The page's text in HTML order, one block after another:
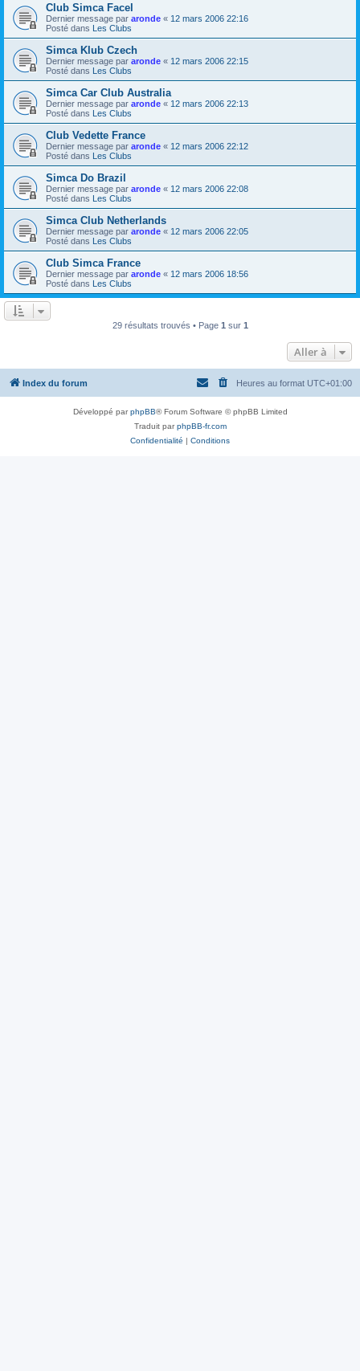
Club Simca Facel
Dernier message par aronde « 12 mars 2006 22:16
Posté dans Les Clubs
Simca Klub Czech
Dernier message par aronde « 12 mars 2006 22:15
Posté dans Les Clubs
Simca Car Club Australia
Dernier message par aronde « 12 mars 2006 22:13
Posté dans Les Clubs
Club Vedette France
Dernier message par aronde « 12 mars 2006 22:12
Posté dans Les Clubs
Simca Do Brazil
Dernier message par aronde « 12 mars 2006 22:08
Posté dans Les Clubs
Simca Club Netherlands
Dernier message par aronde « 12 mars 2006 22:05
Posté dans Les Clubs
Club Simca France
Dernier message par aronde « 12 mars 2006 18:56
Posté dans Les Clubs
29 résultats trouvés • Page 1 sur 1
Aller à
Index du forum Heures au format UTC+01:00
Développé parphpBB® Forum Software © phpBB Limited
Traduit parphpBB-fr.com
Confidentialité | Conditions